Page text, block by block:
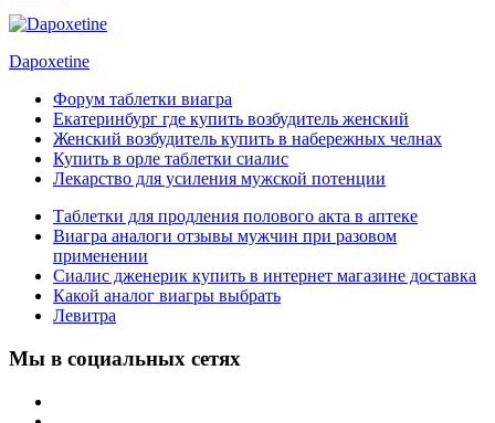
Dapoxetine
Форум таблетки виагра
Екатеринбург где купить возбудитель женский
Женский возбудитель купить в набережных челнах
Купить в орле таблетки сиалис
Лекарство для усиления мужской потенции
Таблетки для продления полового акта в аптеке
Виагра аналоги отзывы мужчин при разовом
применении
Сиалис дженерик купить в интернет магазине доставка
Какой аналог виагры выбрать
Левитра
Мы в социальных сетях